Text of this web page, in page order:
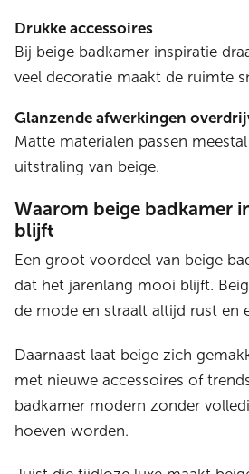
Drukke accessoires
Bij beige badkamer inspiratie
veel decoratie maakt de ruimte
Glanzende afwerkingen
Matte materialen passen
uitstraling van beige.
Waarom beige badkamer
blijft
Een groot voordeel van beige
dat het jarenlang mooi blijft.
de mode en straalt altijd rust en
Daarnaast laat beige zich
met nieuwe accessoires of
badkamer modern zonder
hoeven worden.